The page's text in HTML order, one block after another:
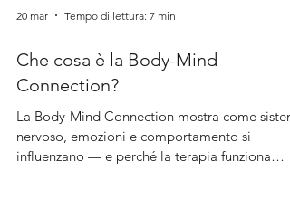
20 mar Tempo di lettura: 7 min
Che cosa è la Body-Mind
Connection?
La Body-Mind Connection mostra come